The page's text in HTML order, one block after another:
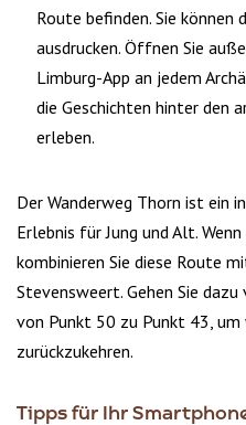
Route befinden. Sie
ausdrucken. Öffnen Sie
Limburg-App an jedem
die Geschichten hinter den
erleben.
Der Wanderweg Thorn ist ein
Erlebnis für Jung und Alt.
kombinieren Sie diese Route
Stevensweert. Gehen Sie
von Punkt 50 zu Punkt 43,
zurückzukehren.
Tipps für Ihr